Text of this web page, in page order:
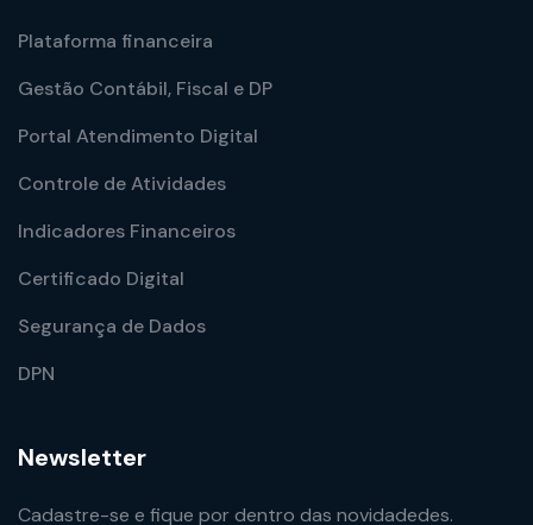
Plataforma financeira
Gestão Contábil, Fiscal e DP
Portal Atendimento Digital
Controle de Atividades
Indicadores Financeiros
Certificado Digital
Segurança de Dados
DPN
Newsletter
Cadastre-se e fique por dentro das novidadedes.